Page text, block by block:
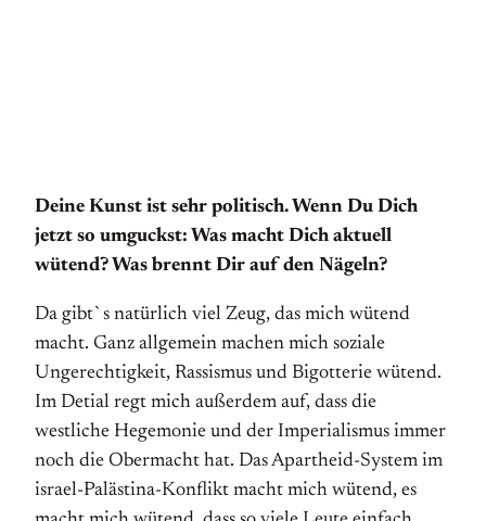
Deine Kunst ist sehr politisch. Wenn Du Dich
jetzt so umguckst: Was macht Dich aktuell
wütend? Was brennt Dir auf den Nägeln?
Da gibt`s natürlich viel Zeug, das mich wütend
macht. Ganz allgemein machen mich soziale
Ungerechtigkeit, Rassismus und Bigotterie wütend.
Im Detial regt mich außerdem auf, dass die
westliche Hegemonie und der Imperialismus immer
noch die Obermacht hat. Das Apartheid-System im
israel-Palästina-Konflikt macht mich wütend, es